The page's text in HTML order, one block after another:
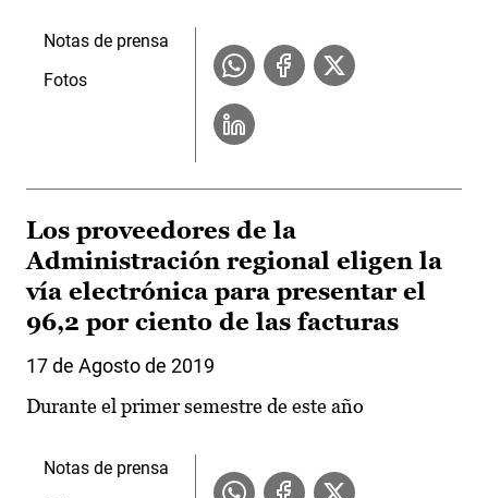
Notas de prensa
Fotos
Los proveedores de la
Administración regional eligen la
vía electrónica para presentar el
96,2 por ciento de las facturas
17 de Agosto de 2019
Durante el primer semestre de este año
Notas de prensa